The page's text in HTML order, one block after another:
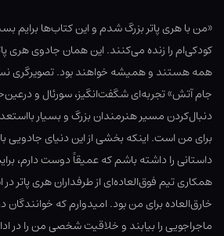
«من با هری پاتر بزرگ شدم و این کتاب‌ها برایم
کودکی‌ام را زنده می‌کنند. این همان جادوی هری
همه هستند و همیشه خواهند بود. تصویرگری
جام آتش» تجربه‌ای شگفت‌انگیز، سورئال و
دنبال‌کردن مسیر هنرمندان بزرگ و بسیار
برای من است. اینکه بخشی از این دنیای جادویی
داستانی را داشته باشم که عمیقاً دوست دارم،
همکاری تیم فوق‌العاده‌ای از طرفداران هری پاتر
خارق‌العاده برای من بود. امیدوارم که خوانندگان
ماجراجویی را بیابند و خلاقیت شخصی من را در